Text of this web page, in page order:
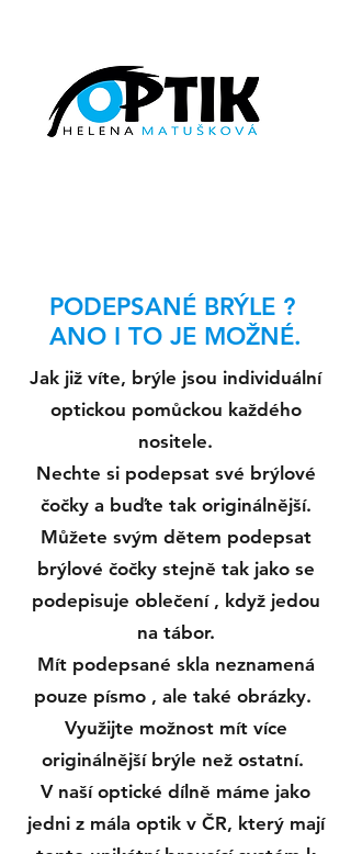
PODEPSANÉ BRÝLE ?
ANO I TO JE MOŽNÉ.
Jak již víte, brýle jsou individuální
optickou pomůckou každého
nositele.
Nechte si podepsat své brýlové
čočky a buďte tak originálnější.
Můžete svým dětem podepsat
brýlové čočky stejně tak jako se
podepisuje oblečení , když jedou
na tábor.
Mít podepsané skla neznamená
pouze písmo , ale také obrázky.
Využijte možnost mít více
originálnější brýle než ostatní.
V naší optické dílně máme jako
jedni z mála optik v ČR, který mají